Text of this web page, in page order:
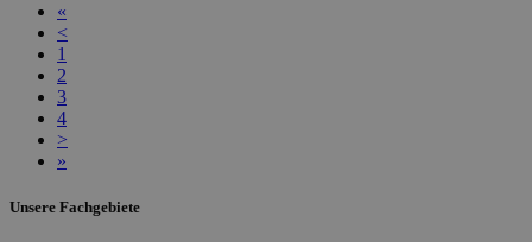
«
<
1
2
3
4
>
»
Unsere Fachgebiete